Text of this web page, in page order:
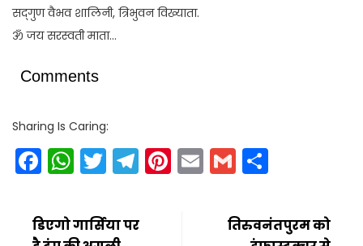
सद्‍गुण वैभव शालिनी, त्रिभुवन विख्याता.
ॐ जय सरस्वती माता…
Comments
Sharing Is Caring:
Facebook
WhatsApp
Twitter
Telegram
Pinterest
EmailGmail
डिएगो गार्सिया पर
तिरुवनंतपुरम को